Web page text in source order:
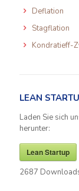
Deflation
Stagflation
Kondratieff-
LEAN
Laden Sie sich
herunter:
Lean Startup
2687